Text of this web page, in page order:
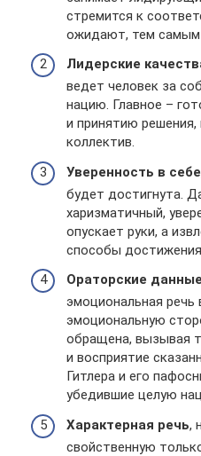
стремится к
ожидают, тем самым
Лидерские
ведет человек за
нацию. Главное –
и принятию
коллектив.
Уверенность в себе
будет достигнута.
харизматичный,
опускает руки, а
способы
Ораторские
эмоциональная речь
эмоциональную
обращена, вызывая
и восприятие
Гитлера и его
убедившие целую
Характерная речь,
свойственную